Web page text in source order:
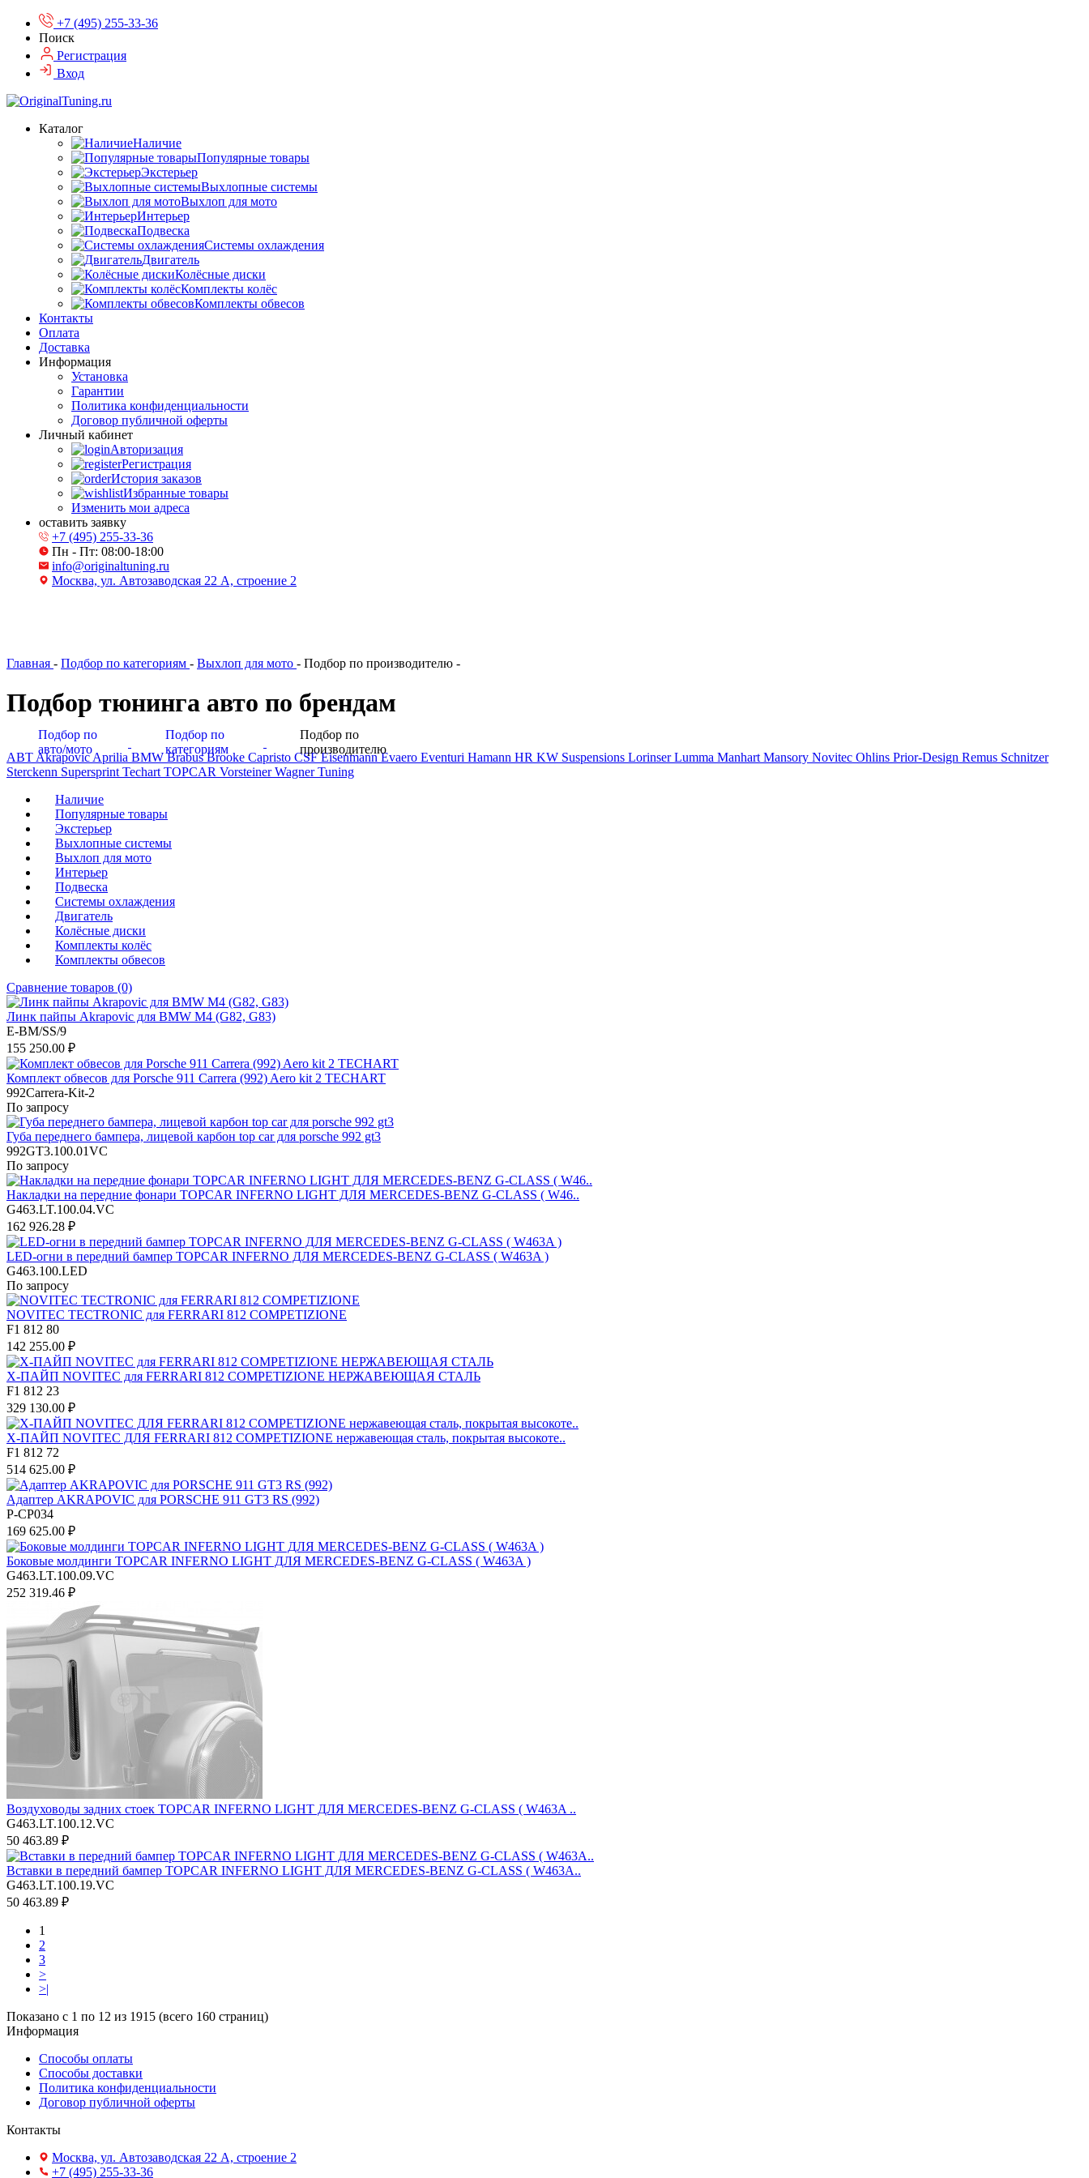
+7 (495) 255-33-36
Поиск
Регистрация
Вход
Каталог
Наличие
Популярные товары
Экстерьер
Выхлопные системы
Выхлоп для мото
Интерьер
Подвеска
Системы охлаждения
Двигатель
Колёсные диски
Комплекты колёс
Комплекты обвесов
Контакты
Оплата
Доставка
Информация
Установка
Гарантии
Политика конфиденциальности
Договор публичной оферты
Личный кабинет
Авторизация
Регистрация
История заказов
Избранные товары
Изменить мои адреса
оставить заявку
+7 (495) 255-33-36
Пн - Пт: 08:00-18:00
info@originaltuning.ru
Москва, ул. Автозаводская 22 А, строение 2
Главная - Подбор по категориям - Выхлоп для мото - Подбор по производителю -
Подбор тюнинга авто по брендам
Подбор по
авто/мото
Подбор по
категориям
Подбор по
производителю
ABT AkrapovicAprilia BMWBrabusBrooke Capristo CSFEisenmannEvaero Eventuri Hamann HR KW Suspensions LorinserLumma Manhart Mansory Novitec Ohlins Prior-Design Remus Schnitzer
Sterckenn Supersprint Techart TOPCAR VorsteinerWagner Tuning
Наличие
Популярные товары
Экстерьер
Выхлопные системы
Выхлоп для мото
Интерьер
Подвеска
Системы охлаждения
Двигатель
Колёсные диски
Комплекты колёс
Комплекты обвесов
Сравнение товаров (0)
Линк пайпы Akrapovic для BMW M4 (G82, G83)
E-BM/SS/9
155 250.00 ₽
Комплект обвесов для Porsche 911 Carrera (992) Aero kit 2 TECHART
992Carrera-Kit-2
По запросу
Губа переднего бампера, лицевой карбон top car для porsche 992 gt3
992GT3.100.01VC
По запросу
Накладки на передние фонари TOPCAR INFERNO LIGHT ДЛЯ MERCEDES-BENZ G-CLASS ( W46..
G463.LT.100.04.VC
162 926.28 ₽
LED-огни в передний бампер TOPCAR INFERNO ДЛЯ MERCEDES-BENZ G-CLASS ( W463A )
G463.100.LED
По запросу
NOVITEC TECTRONIC для FERRARI 812 COMPETIZIONE
F1 812 80
142 255.00 ₽
X-ПАЙП NOVITEC для FERRARI 812 COMPETIZIONE НЕРЖАВЕЮЩАЯ СТАЛЬ
F1 812 23
329 130.00 ₽
X-ПАЙП NOVITEC ДЛЯ FERRARI 812 COMPETIZIONE нержавеющая сталь, покрытая высокоте..
F1 812 72
514 625.00 ₽
Адаптер AKRAPOVIC для PORSCHE 911 GT3 RS (992)
P-CP034
169 625.00 ₽
Боковые молдинги TOPCAR INFERNO LIGHT ДЛЯ MERCEDES-BENZ G-CLASS ( W463A )
G463.LT.100.09.VC
252 319.46 ₽
Воздуховоды задних стоек TOPCAR INFERNO LIGHT ДЛЯ MERCEDES-BENZ G-CLASS ( W463A ..
G463.LT.100.12.VC
50 463.89 ₽
Вставки в передний бампер TOPCAR INFERNO LIGHT ДЛЯ MERCEDES-BENZ G-CLASS ( W463A..
G463.LT.100.19.VC
50 463.89 ₽
1
2
3
>
>|
Показано с 1 по 12 из 1915 (всего 160 страниц)
Информация
Способы оплаты
Способы доставки
Политика конфиденциальности
Договор публичной оферты
Контакты
Москва, ул. Автозаводская 22 А, строение 2
+7 (495) 255-33-36